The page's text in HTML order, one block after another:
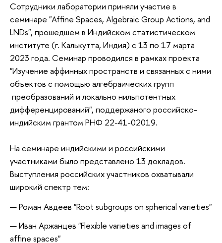
Сотрудники лаборатории приняли участие в
семинаре "Affine Spaces, Algebraic Group Actions, and
LNDs", прошедшем в Индийском статистическом
институте (г. Калькутта, Индия) с 13 по 17 марта
2023 года. Семинар проводился в рамках проекта
"Изучение аффинных пространств и связанных с ними
объектов с помощью алгебраических групп
преобразований и локально нильпотентных
дифференцирований", поддержаного российско-
индийским грантом РНФ 22-41-02019.
На семинаре индийскими и российскими
участниками было представлено 13 докладов.
Выступления российских участников охватывали
широкий спектр тем:
Роман Авдеев "Root subgroups on spherical varieties"
Иван Аржанцев "Flexible varieties and images of
affine spaces"